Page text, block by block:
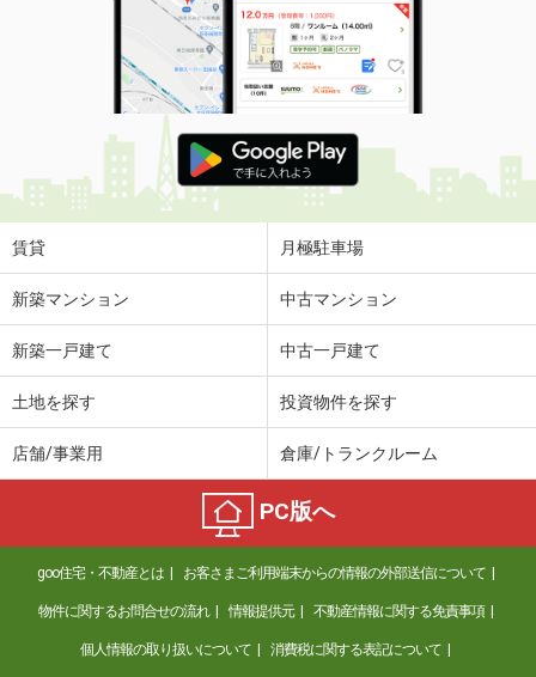
賃貸 月極駐車場
新築マンション 中古マンション
新築一戸建て 中古一戸建て
土地を探す 投資物件を探す
店舗/事業用 倉庫/トランクルーム
PC版へ
goo住宅・不動産とは お客さまご利用端末からの情報の外部送信について
物件に関するお問合せの流れ 情報提供元 不動産情報に関する免責事項
個人情報の取り扱いについて 消費税に関する表記について